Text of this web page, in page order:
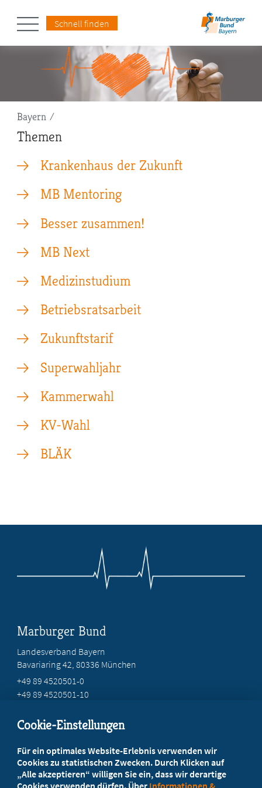
Schnell finden
Pfadnavigation
Bayern
Themen
Krankenhaus der Zukunft
MB Mentoring
Besser zusammen!
MB Next
Medizinstudium
Betriebsratsarbeit
Zukunftstarif
Superwahljahr
Kammerwahl
KV-Wahl
BLÄK
Marburger Bund
Landesverband Bayern
Bavariaring 42, 80336 München
+49 89 4520501-0
+49 89 4520501-10
Ihr Landesverband berät Sie!
Cookie-Einstellungen
Für ein optimales Website-Erlebnis verwenden wir
Cookies zu statistischen Zwecken. Durch Klicken auf
„Alle akzeptieren“ willigen Sie ein, dass wir derartige
Cookies verwenden dürfen. Über Informationen &